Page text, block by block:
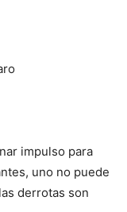
impulso para
uno no puede
derrotas son